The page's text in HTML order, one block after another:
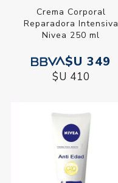
Crema Corporal
Reparadora Intensiva
Nivea 250 ml
$U 349
$U 410